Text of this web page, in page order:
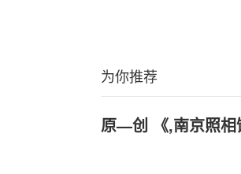
为你推荐
原—创 《,南京照相